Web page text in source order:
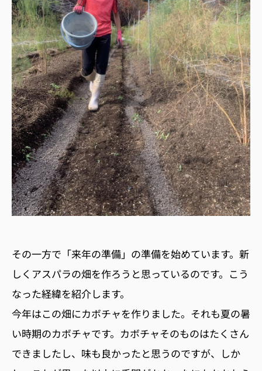
その一方で「来年の準備」の準備を始めています。新
しくアスパラの畑を作ろうと思っているのです。こう
なった経緯を紹介します。
今年はこの畑にカボチャを作りました。それも夏の暑
い時期のカボチャです。カボチャそのものはたくさん
できましたし、味も良かったと思うのですが、しか